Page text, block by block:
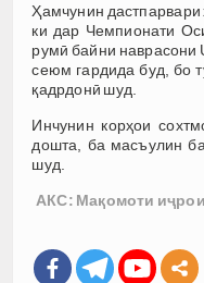
Ҳамчунин
ки дар Чемпионати
румӣ байни наврасони
сеюм гардида буд, бо
қадрдонӣ шуд.
Инчунин корҳои
дошта, ба масъулин
шуд.
АКС: Мақомоти